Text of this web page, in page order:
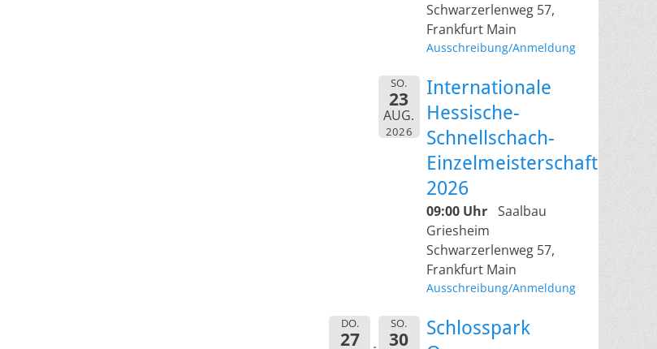
Schwarzerlenweg 57,
Frankfurt Main
Ausschreibung/Anmeldung
SO.
23
AUG.
2026
Internationale
Hessische-
Schnellschach-
Einzelmeisterschaft
2026
09:00 Uhr Saalbau
Griesheim
Schwarzerlenweg 57,
Frankfurt Main
Ausschreibung/Anmeldung
DO.
27
SO.
30
Schlosspark